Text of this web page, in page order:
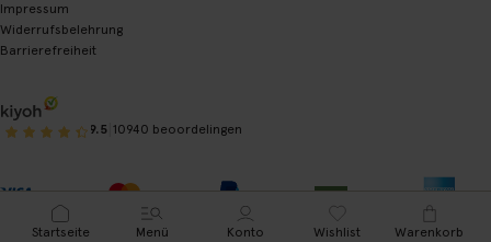
Impressum
Widerrufsbelehrung
Barrierefreiheit
9.5 10940 beoordelingen
Startseite Menü Konto Wishlist Warenkorb